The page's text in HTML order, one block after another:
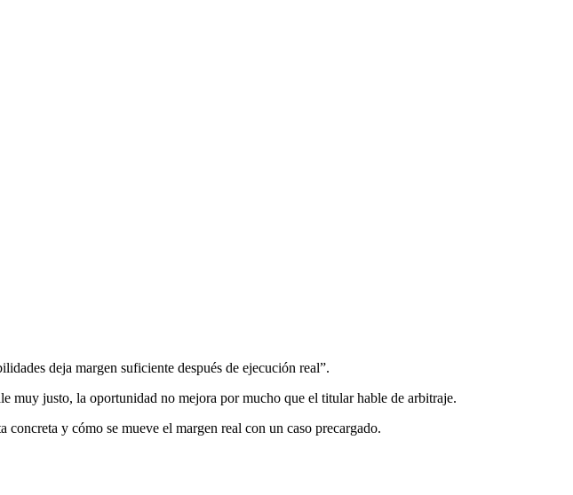
deja margen suficiente después de ejecución real”.
muy justo, la oportunidad no mejora por mucho que el titular hable de arbitraje.
concreta y cómo se mueve el margen real con un caso precargado.